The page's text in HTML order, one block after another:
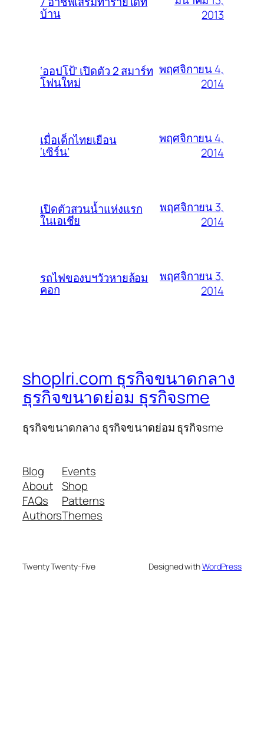
บ้าน
2013
‘ออปโป้’ เปิดตัว 2 สมาร์ท
โฟนใหม่
พฤศจิกายน 4,
2014
เมื่อเด็กไทยเยือน
‘เซิร์น’
พฤศจิกายน 4,
2014
เปิดตัวสวนน้ำแห่งแรก
ในเอเชีย
พฤศจิกายน 3,
2014
รถไฟของบฯวัวหายล้อม
คอก
พฤศจิกายน 3,
2014
shoplri.com ธุรกิจขนาดกลาง
ธุรกิจขนาดย่อม ธุรกิจsme
ธุรกิจขนาดกลาง ธุรกิจขนาดย่อม ธุรกิจsme
Blog
About
FAQs
Authors
Events
Shop
Patterns
Themes
Twenty Twenty-Five Designed withWordPress